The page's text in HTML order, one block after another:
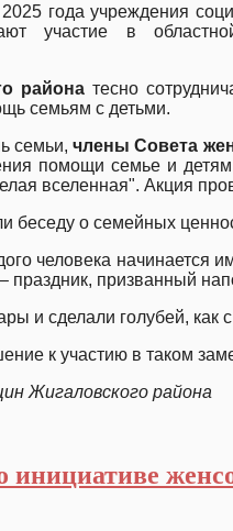
года учреждения
участие в
района тесно
семьям с детьми.
семьи,члены Совета
помощи семье и
- целая вселенная".
провели беседу
человека начинается
праздник, призванный
и сделали голубей, как
к участию в таком
Жигаловского района
инициативе